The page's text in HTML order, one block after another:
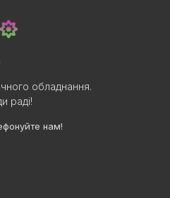
обладнання.
раді!
нам!